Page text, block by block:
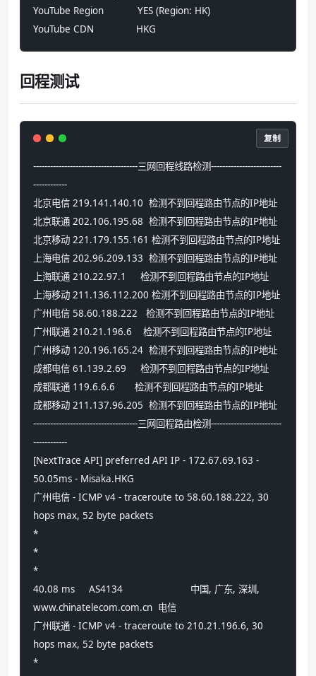
YouTube Region            YES (Region: HK)
YouTube CDN               HKG
回程测试
-------------------------------------三网回程线路检测-------------------------
------------
北京电信 219.141.140.10  检测不到回程路由节点的IP地址
北京联通 202.106.195.68  检测不到回程路由节点的IP地址
北京移动 221.179.155.161 检测不到回程路由节点的IP地址
上海电信 202.96.209.133  检测不到回程路由节点的IP地址
上海联通 210.22.97.1     检测不到回程路由节点的IP地址
上海移动 211.136.112.200 检测不到回程路由节点的IP地址
广州电信 58.60.188.222   检测不到回程路由节点的IP地址
广州联通 210.21.196.6    检测不到回程路由节点的IP地址
广州移动 120.196.165.24  检测不到回程路由节点的IP地址
成都电信 61.139.2.69     检测不到回程路由节点的IP地址
成都联通 119.6.6.6       检测不到回程路由节点的IP地址
成都移动 211.137.96.205  检测不到回程路由节点的IP地址
-------------------------------------三网回程路由检测-------------------------
------------
[NextTrace API] preferred API IP - 172.67.69.163 -
50.05ms - Misaka.HKG
广州电信 - ICMP v4 - traceroute to 58.60.188.222, 30
hops max, 52 byte packets
*
*
*
40.08 ms     AS4134                        中国, 广东, 深圳,
www.chinatelecom.com.cn  电信
广州联通 - ICMP v4 - traceroute to 210.21.196.6, 30
hops max, 52 byte packets
*
复制